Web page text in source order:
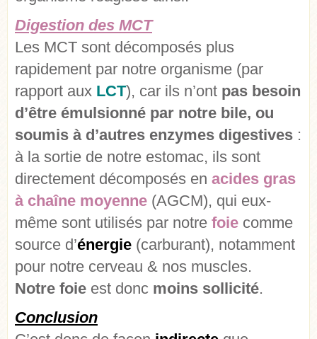
Digestion des MCT
Les MCT sont décomposés plus
rapidement par notre organisme (par
rapport aux LCT), car ils n’ont pas besoin
d’être émulsionné par notre bile, ou
soumis à d’autres enzymes digestives :
à la sortie de notre estomac, ils sont
directement décomposés en acides gras
à chaîne moyenne (AGCM), qui eux-
même sont utilisés par notre foie comme
source d’énergie (carburant), notamment
pour notre cerveau & nos muscles.
Notre foie est donc moins sollicité.
Conclusion